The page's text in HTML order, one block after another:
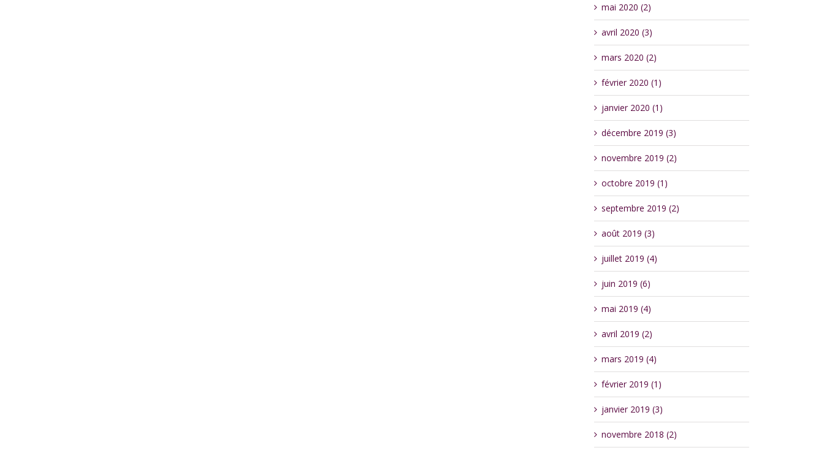
mai 2020 (2)
avril 2020 (3)
mars 2020 (2)
février 2020 (1)
janvier 2020 (1)
décembre 2019 (3)
novembre 2019 (2)
octobre 2019 (1)
septembre 2019 (2)
août 2019 (3)
juillet 2019 (4)
juin 2019 (6)
mai 2019 (4)
avril 2019 (2)
mars 2019 (4)
février 2019 (1)
janvier 2019 (3)
novembre 2018 (2)